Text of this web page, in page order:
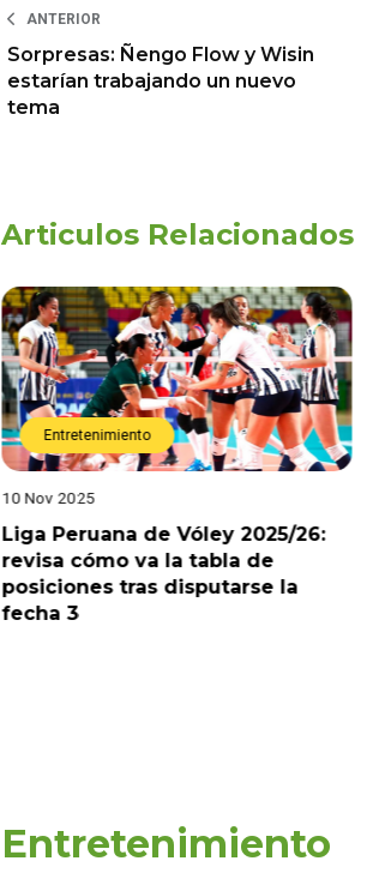
ANTERIOR
Sorpresas: Ñengo Flow y Wisin
estarían trabajando un nuevo
tema
Articulos Relacionados
Entretenimiento
10 Nov 2025
Liga Peruana de Vóley 2025/26:
revisa cómo va la tabla de
posiciones tras disputarse la
fecha 3
Entretenimiento